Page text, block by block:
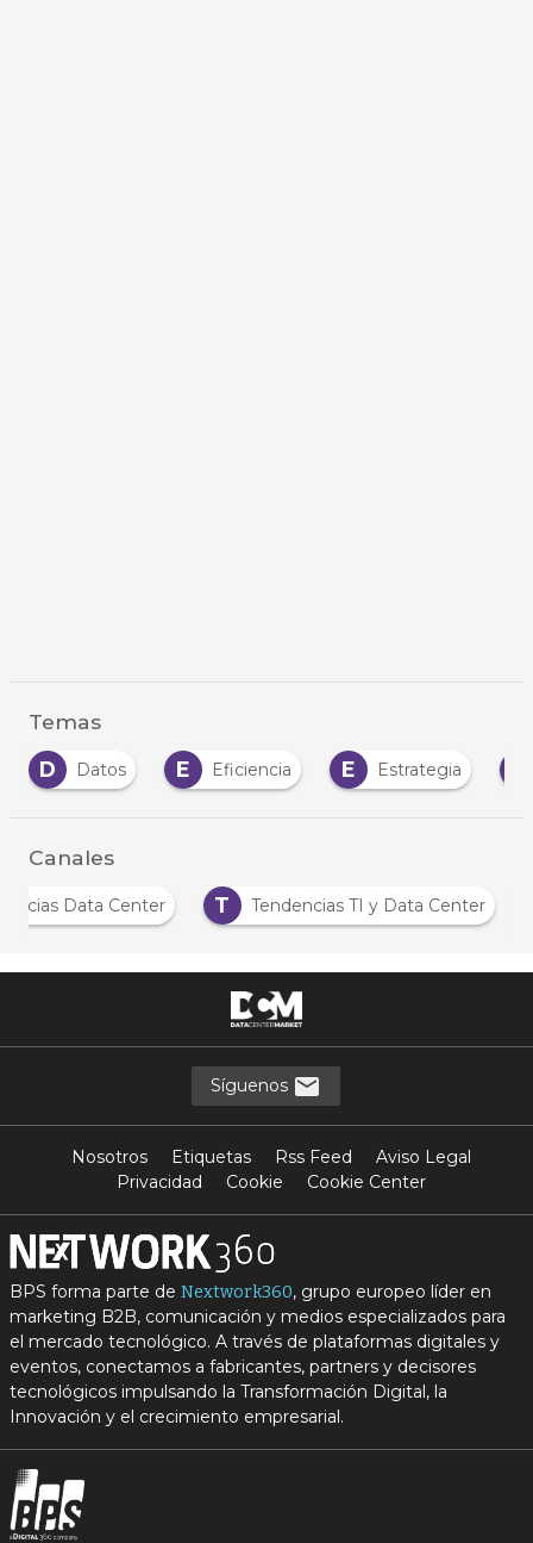
Temas
D
Datos E Eficiencia E Estrategia
Canales
Data Center T Tendencias TI y Data Center
Síguenos
Nosotros Etiquetas Rss Feed
Aviso Legal
Privacidad
Cookie Cookie Center
BPS forma parte de Nextwork360, grupo europeo líder en
marketing B2B, comunicación y medios especializados para
el mercado tecnológico. A través de plataformas digitales y
eventos, conectamos a fabricantes, partners y decisores
tecnológicos impulsando la Transformación Digital, la
Innovación y el crecimiento empresarial.